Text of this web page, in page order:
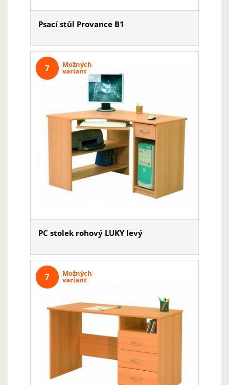
Psací stůl Provance B1
Možných
variant
7
PC stolek rohový LUKY levý
Možných
variant
7